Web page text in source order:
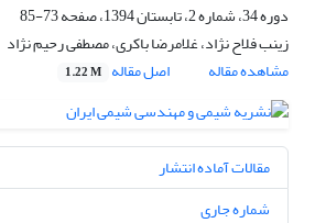
دوره 34، شماره 2، تابستان 1394، صفحه
73-85
زینب فلاح نژاد، غلامرضا باکری، مصطفی رحیم نژاد
مشاهده مقاله
اصل مقاله 1.22 M
مقالات آماده انتشار
شماره جاری